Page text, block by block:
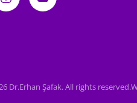
Dr.Erhan Şafak. All rights reserved.